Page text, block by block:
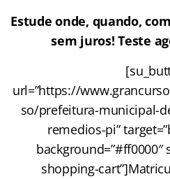
Estude onde, quando,
sem juros! Teste
url=”https://
so/prefeitura-municipal-
remedios-pi”
background=”#ff0000″
shopping-